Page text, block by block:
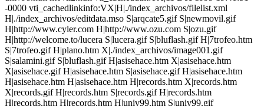
-0000 vti_cachedlinkinfo:VX|H|./index_archivos/filelist.xml
H|./index_archivos/editdata.mso S|arqcate5.gif S|newmovil.gif
H|http://www.cyler.com H|http://www.ozu.com S|ozu.gif
H|http://welcome.to/lucera S|lucera.gif S|bluflash.gif H|7trofeo.htm
S|7trofeo.gif H|plano.htm X|./index_archivos/image001.gif
S|salamini.gif S|bluflash.gif H|asisehace.htm X|asisehace.htm
X|asisehace.gif H|asisehace.htm S|asisehace.gif H|asisehace.htm
H|asisehace.htm H|asisehace.htm H|records.htm X|records.htm
X|records.gif H|records.htm S|records.gif H|records.htm
H|records.htm H|records.htm H|univ99.htm S|univ99.gif